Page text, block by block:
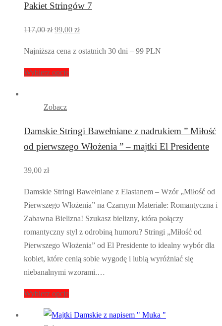
Pakiet Stringów 7
117,00zł Pierwotna
wynosiła:
117,00 zł.
99,00 złAktualna
wynosi:
Najniższa cena z ostatnich 30 dni – 99 PLN
Wybierz opcje
Zobacz
Damskie Stringi Bawełniane z nadrukiem ” Miłość
od pierwszego Włożenia ” – majtki El Presidente
39,00 zł
Damskie Stringi Bawełniane z Elastanem – Wzór „Miłość od
Pierwszego Włożenia” na Czarnym Materiale: Romantyczna i
Zabawna Bielizna! Szukasz bielizny, która połączy
romantyczny styl z odrobiną humoru? Stringi „Miłość od
Pierwszego Włożenia” od El Presidente to idealny wybór dla
kobiet, które cenią sobie wygodę i lubią wyróżniać się
niebanalnymi wzorami.…
Wybierz opcje